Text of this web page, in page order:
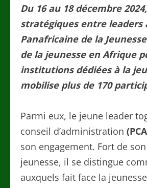
Du 16 au 18 décembre
stratégiques entre leaders
Panafricaine de la
de la jeunesse en Afrique
institutions dédiées à la
mobilise plus de 170
Parmi eux, le jeune leader
conseil d’administration
son engagement. Fort de
jeunesse, il se distingue
auxquels fait face la